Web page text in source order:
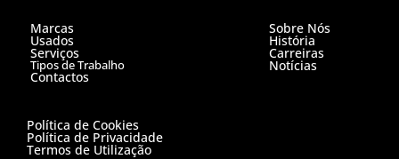
Marcas
Usados
Serviços
Tipos de Trabalho
Contactos
Sobre Nós
História
Carreiras
Notícias
Política de Cookies
Política de Privacidade
Termos de Utilização